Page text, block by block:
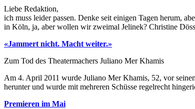
Liebe Redaktion,
ich muss leider passen. Denke seit einigen Tagen herum,
in Köln, ja, aber wollen wir zweimal Jelinek? Christine
«Jammert nicht. Macht weiter.»
Zum Tod des Theatermachers Juliano Mer Khamis
Am 4. April 2011 wurde Juliano Mer Khamis, 52, vor
herunter und wurde mit mehreren Schüsse regelrecht
Premieren im Mai